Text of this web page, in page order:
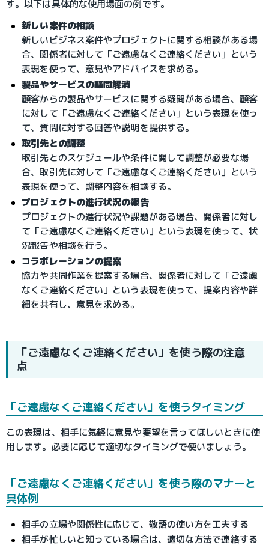
す。以下は具体的な使用場面の例です。
新しい案件の相談
新しいビジネス案件やプロジェクトに関する相談がある場
合、関係者に対して「ご遠慮なくご連絡ください」という
表現を使って、意見やアドバイスを求める。
製品やサービスの疑問解消
顧客からの製品やサービスに関する疑問がある場合、顧客
に対して「ご遠慮なくご連絡ください」という表現を使っ
て、質問に対する回答や説明を提供する。
取引先との調整
取引先とのスケジュールや条件に関して調整が必要な場
合、取引先に対して「ご遠慮なくご連絡ください」という
表現を使って、調整内容を相談する。
プロジェクトの進行状況の報告
プロジェクトの進行状況や課題がある場合、関係者に対し
て「ご遠慮なくご連絡ください」という表現を使って、状
況報告や相談を行う。
コラボレーションの提案
協力や共同作業を提案する場合、関係者に対して「ご遠慮
なくご連絡ください」という表現を使って、提案内容や詳
細を共有し、意見を求める。
「ご遠慮なくご連絡ください」を使う際の注意
点
「ご遠慮なくご連絡ください」を使うタイミング
この表現は、相手に気軽に意見や要望を言ってほしいときに使
用します。必要に応じて適切なタイミングで使いましょう。
「ご遠慮なくご連絡ください」を使う際のマナーと
具体例
相手の立場や関係性に応じて、敬語の使い方を工夫する
相手が忙しいと知っている場合は、適切な方法で連絡する